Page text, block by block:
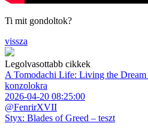
Ti mit gondoltok?
vissza
Legolvasottabb cikkek
A Tomodachi Life: Living the
konzolokra
2026-04-20 08:25:00
@FenrirXVII
Styx: Blades of Greed – teszt